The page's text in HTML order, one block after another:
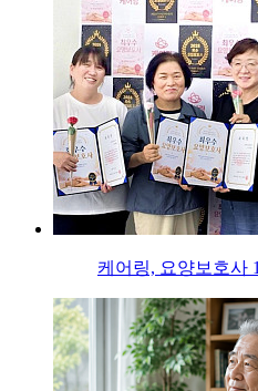
케어링, 요양보호사